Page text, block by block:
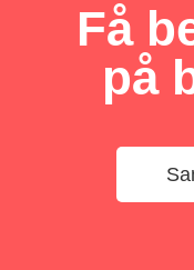
Få
på